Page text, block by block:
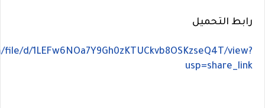
رابط التحميل
d/1LEFw6NOa7Y9Gh0zKTUCkvb8OSKzseQ4T/view?
usp=share_link